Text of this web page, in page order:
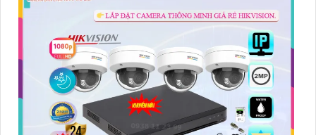
LẮP
ĐẶT
KIỆN
CAMERA